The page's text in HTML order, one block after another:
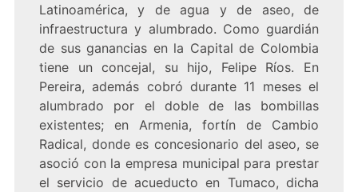
Latinoamérica, y de agua y de aseo, de
infraestructura y alumbrado. Como guardián
de sus ganancias en la Capital de Colombia
tiene un concejal, su hijo, Felipe Ríos. En
Pereira, además cobró durante 11 meses el
alumbrado por el doble de las bombillas
existentes; en Armenia, fortín de Cambio
Radical, donde es concesionario del aseo, se
asoció con la empresa municipal para prestar
el servicio de acueducto en Tumaco, dicha